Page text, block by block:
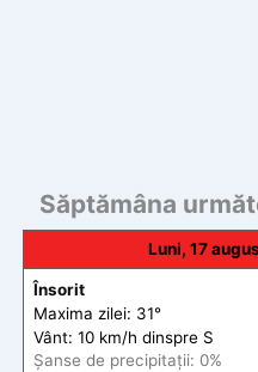
Săptămâna
Luni, 17
Însorit
Maxima zilei: 31°
Vânt: 10 km/h dinspre S
Șanse de precipitații: 0%